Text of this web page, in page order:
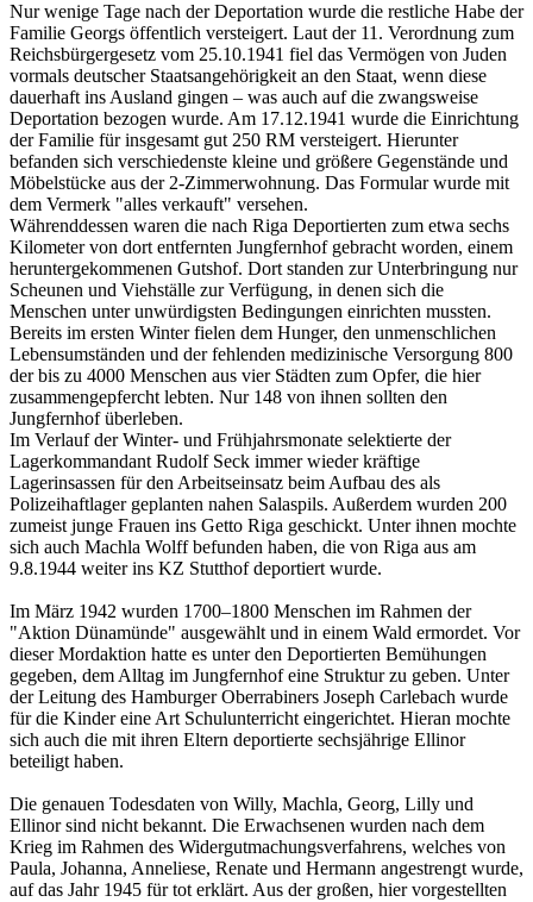
Nur wenige Tage nach der Deportation wurde die restliche Habe der
Familie Georgs öffentlich versteigert. Laut der 11. Verordnung zum
Reichsbürgergesetz vom 25.10.1941 fiel das Vermögen von Juden
vormals deutscher Staatsangehörigkeit an den Staat, wenn diese
dauerhaft ins Ausland gingen – was auch auf die zwangsweise
Deportation bezogen wurde. Am 17.12.1941 wurde die Einrichtung
der Familie für insgesamt gut 250 RM versteigert. Hierunter
befanden sich verschiedenste kleine und größere Gegenstände und
Möbelstücke aus der 2-Zimmerwohnung. Das Formular wurde mit
dem Vermerk "alles verkauft" versehen.
Währenddessen waren die nach Riga Deportierten zum etwa sechs
Kilometer von dort entfernten Jungfernhof gebracht worden, einem
heruntergekommenen Gutshof. Dort standen zur Unterbringung nur
Scheunen und Viehställe zur Verfügung, in denen sich die
Menschen unter unwürdigsten Bedingungen einrichten mussten.
Bereits im ersten Winter fielen dem Hunger, den unmenschlichen
Lebensumständen und der fehlenden medizinische Versorgung 800
der bis zu 4000 Menschen aus vier Städten zum Opfer, die hier
zusammengepfercht lebten. Nur 148 von ihnen sollten den
Jungfernhof überleben.
Im Verlauf der Winter- und Frühjahrsmonate selektierte der
Lagerkommandant Rudolf Seck immer wieder kräftige
Lagerinsassen für den Arbeitseinsatz beim Aufbau des als
Polizeihaftlager geplanten nahen Salaspils. Außerdem wurden 200
zumeist junge Frauen ins Getto Riga geschickt. Unter ihnen mochte
sich auch Machla Wolff befunden haben, die von Riga aus am
9.8.1944 weiter ins KZ Stutthof deportiert wurde.
Im März 1942 wurden 1700–1800 Menschen im Rahmen der
"Aktion Dünamünde" ausgewählt und in einem Wald ermordet. Vor
dieser Mordaktion hatte es unter den Deportierten Bemühungen
gegeben, dem Alltag im Jungfernhof eine Struktur zu geben. Unter
der Leitung des Hamburger Oberrabiners Joseph Carlebach wurde
für die Kinder eine Art Schulunterricht eingerichtet. Hieran mochte
sich auch die mit ihren Eltern deportierte sechsjährige Ellinor
beteiligt haben.
Die genauen Todesdaten von Willy, Machla, Georg, Lilly und
Ellinor sind nicht bekannt. Die Erwachsenen wurden nach dem
Krieg im Rahmen des Widergutmachungsverfahrens, welches von
Paula, Johanna, Anneliese, Renate und Hermann angestrengt wurde,
auf das Jahr 1945 für tot erklärt. Aus der großen, hier vorgestellten